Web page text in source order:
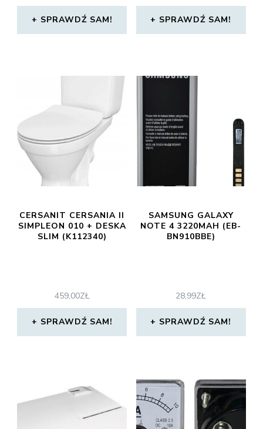
SPRAWDŹ SAM! SPRAWDŹ SAM!
CERSANIT CERSANIA II
SIMPLEON 010 + DESKA
SLIM (K112340)
459,00ZŁ
SPRAWDŹ SAM!
SAMSUNG GALAXY
NOTE 4 3220MAH (EB-
BN910BBE)
28,99ZŁ
SPRAWDŹ SAM!